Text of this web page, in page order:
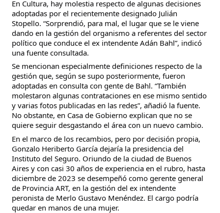
En Cultura, hay molestia respecto de algunas decisiones
adoptadas por el recientemente designado Julián
Stopello. “Sorprendió, para mal, el lugar que se le viene
dando en la gestión del organismo a referentes del sector
político que conduce el ex intendente Adán Bahl”, indicó
una fuente consultada.
Se mencionan especialmente definiciones respecto de la
gestión que, según se supo posteriormente, fueron
adoptadas en consulta con gente de Bahl. “También
molestaron algunas contrataciones en ese mismo sentido
y varias fotos publicadas en las redes”, añadió la fuente.
No obstante, en Casa de Gobierno explican que no se
quiere seguir desgastando el área con un nuevo cambio.
En el marco de los recambios, pero por decisión propia,
Gonzalo Heriberto García dejaría la presidencia del
Instituto del Seguro. Oriundo de la ciudad de Buenos
Aires y con casi 30 años de experiencia en el rubro, hasta
diciembre de 2023 se desempeñó como gerente general
de Provincia ART, en la gestión del ex intendente
peronista de Merlo Gustavo Menéndez. El cargo podría
quedar en manos de una mujer.